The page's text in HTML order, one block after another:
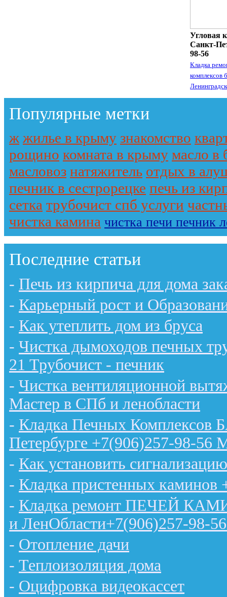
Угловая
Санкт-
98-56
Кладка
комплексов
Популярные метки
ж жилье в крыму знакомство
рощино комната в крыму масло в
масловоз натяжитель отдых в
печник в сестрорецке печь из
сетка трубочист спб услуги
чистка камина чистка печи печник
Последние статьи
- Печь из кирпича для дома
- Карьерный рост и
- Как утеплить дом из бруса
- Чистка дымоходов печных
21 Трубочист - печник
- Чистка вентиляционной
Мастер в СПб и ленобласти
- Кладка Печных Комплексов
Петербурге +7(906)257-98-56
- Как установить
- Кладка пристенных каминов
- Кладка ремонт ПЕЧЕЙ
и ЛенОбласти+7(906)257-98-
- Отопление дачи
- Теплоизоляция дома
- Оцифровка видеокассет